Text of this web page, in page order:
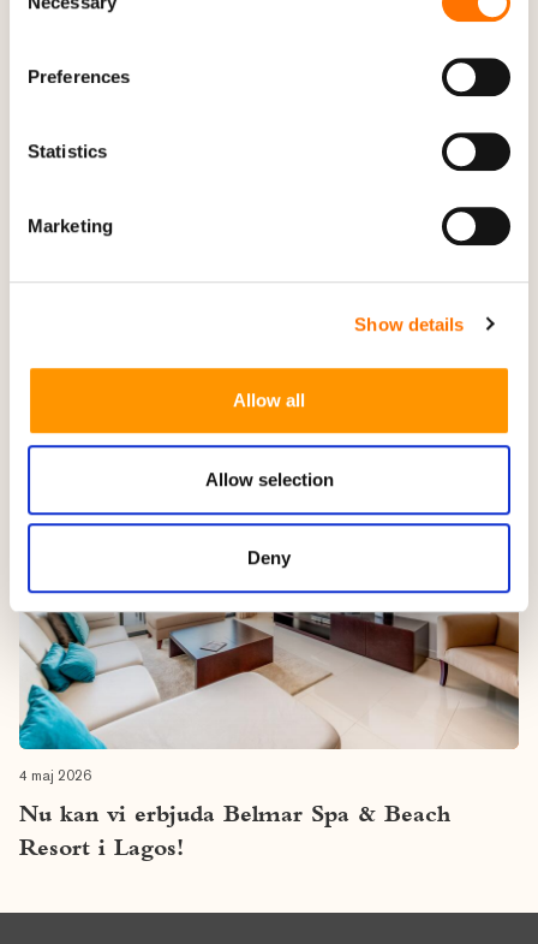
Selection
Preferences
Statistics
Marketing
Show details
Allow all
Allow selection
Deny
4 maj 2026
Nu kan vi erbjuda Belmar Spa & Beach
Resort i Lagos!